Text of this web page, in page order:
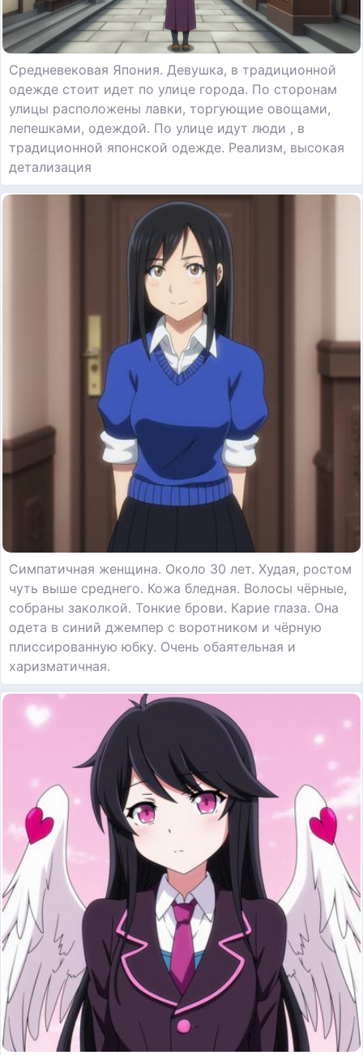
Средневековая Япония. Девушка, в традиционной
одежде стоит идет по улице города. По сторонам
улицы расположены лавки, торгующие овощами,
лепешками, одеждой. По улице идут люди , в
традиционной японской одежде. Реализм, высокая
детализация
Симпатичная женщина. Около 30 лет. Худая, ростом
чуть выше среднего. Кожа бледная. Волосы чёрные,
собраны заколкой. Тонкие брови. Карие глаза. Она
одета в синий джемпер с воротником и чёрную
плиссированную юбку. Очень обаятельная и
харизматичная.